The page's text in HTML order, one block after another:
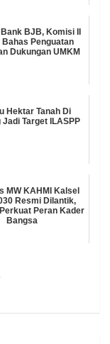
BJB, Komisi II
Bahas Penguatan
Dukungan UMKM
Hektar Tanah Di
Jadi Target ILASPP
MW KAHMI Kalsel
Resmi Dilantik,
Peran Kader
Bangsa